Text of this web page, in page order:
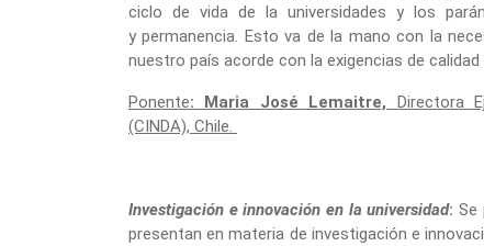
ciclo de vida de la universidades y los
y permanencia. Esto va de la mano con la
nuestro país acorde con la exigencias de
Ponente: Maria José Lemaitre, Directora
(CINDA), Chile.
Investigación e innovación en la universidad:Se
presentan en materia de investigación e